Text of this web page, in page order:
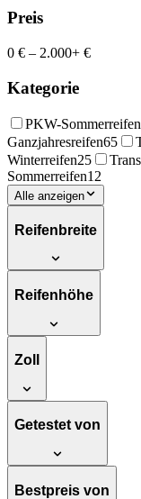
Preis
0 € – 2.000+ €
Kategorie
PKW-Sommerreifen
Ganzjahresreifen65
Winterreifen25
Sommerreifen12
Alle anzeigen
Reifenbreite
Reifenhöhe
Zoll
Getestet von
Bestpreis von